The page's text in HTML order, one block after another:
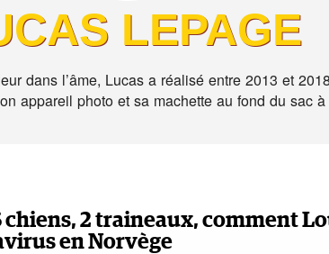
LEPAGE
dans l’âme, Lucas a réalisé entre 2013 et
appareil photo et sa machette au fond du sac
chiens, 2 traineaux, comment
en Norvège